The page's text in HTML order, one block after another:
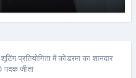
प्रतियोगिता में कोडरमा का शानदार
पदक जीता